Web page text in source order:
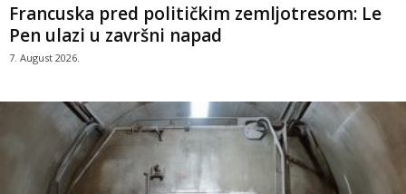
Francuska pred političkim zemljotresom: Le
Pen ulazi u završni napad
7. August 2026.